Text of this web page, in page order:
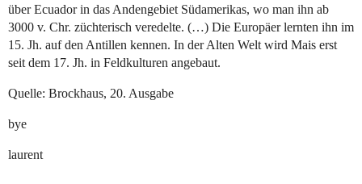
über Ecuador in das Andengebiet Südamerikas, wo man ihn ab
3000 v. Chr. züchterisch veredelte. (…) Die Europäer lernten ihn im
15. Jh. auf den Antillen kennen. In der Alten Welt wird Mais erst
seit dem 17. Jh. in Feldkulturen angebaut.
Quelle: Brockhaus, 20. Ausgabe
bye
laurent